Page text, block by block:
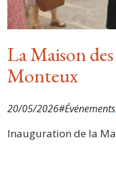
La Maison
Monteux
20/05/2026#Événements
Inauguration de la